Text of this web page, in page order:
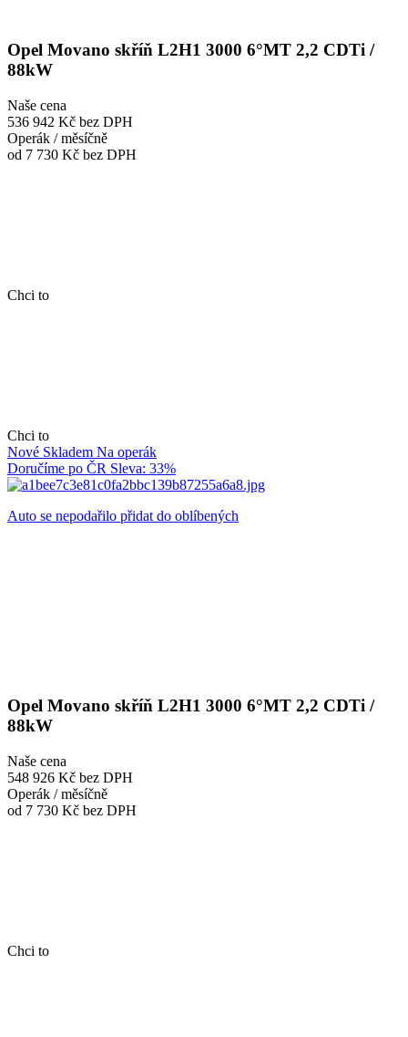
Opel Movano skříň L2H1 3000 6°MT 2,2 CDTi /
88kW
Naše cena
536 942 Kč bez DPH
Operák / měsíčně
od 7 730 Kč bez DPH
Chci to
Chci to
Nové Skladem Na operák
Doručíme po ČR Sleva: 33%
Auto se nepodařilo přidat do oblíbených
Opel Movano skříň L2H1 3000 6°MT 2,2 CDTi /
88kW
Naše cena
548 926 Kč bez DPH
Operák / měsíčně
od 7 730 Kč bez DPH
Chci to